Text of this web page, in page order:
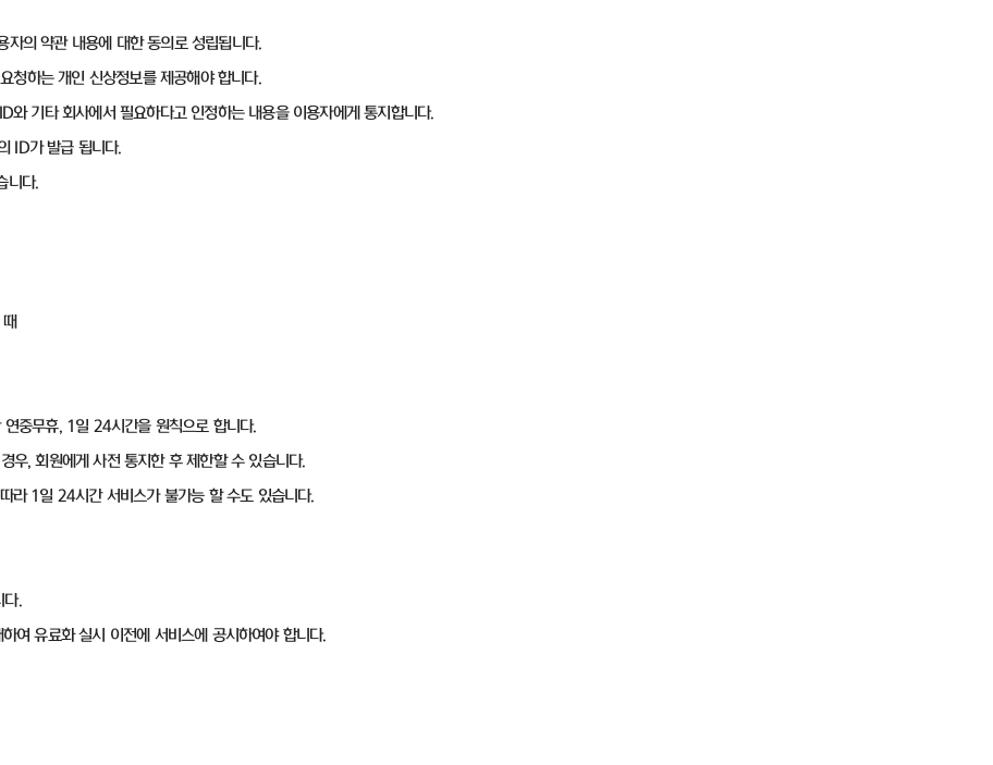
의 약관 내용에 대한 동의로 성립됩니다.
청하는 개인 신상정보를 제공해야 합니다.
기타 회사에서 필요하다고 인정하는 내용을 이용자에게 통지합니다.
ID가 발급 됩니다.
니다.
중무휴, 1일 24시간을 원칙으로 합니다.
우, 회원에게 사전 통지한 후 제한할 수 있습니다.
라 1일 24시간 서비스가 불가능 할 수도 있습니다.
다.
여 유료화 실시 이전에 서비스에 공시하여야 합니다.